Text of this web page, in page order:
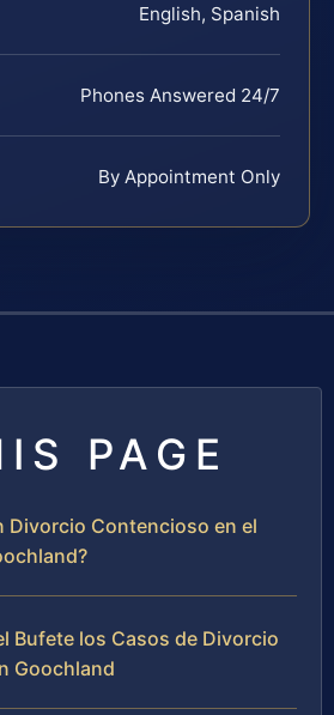
English, Spanish
Phones Answered 24/7
By Appointment Only
PAGE
Divorcio Contencioso en el
Bufete los Casos de Divorcio
Goochland